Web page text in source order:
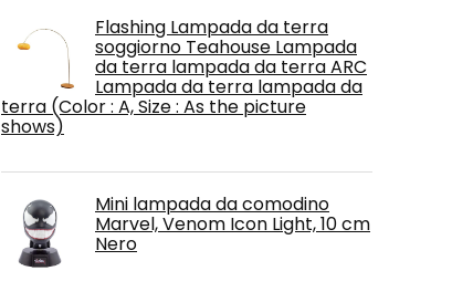
Flashing Lampada da terra
soggiorno Teahouse Lampada
da terra lampada da terra ARC
Lampada da terra lampada da
terra (Color : A, Size : As the picture
shows)
Mini lampada da comodino
Marvel, Venom Icon Light, 10 cm
Nero